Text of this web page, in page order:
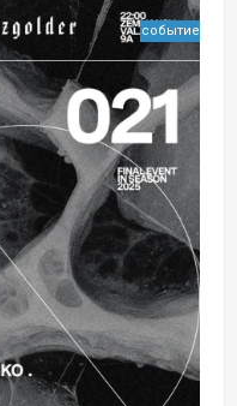
событие